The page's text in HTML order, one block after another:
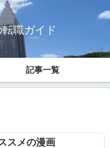
職ガイド
記事一覧
スメの漫画